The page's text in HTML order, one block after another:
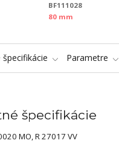
BF111028
80 mm
Parametre
špecifikácie
MO, R 27017 VV